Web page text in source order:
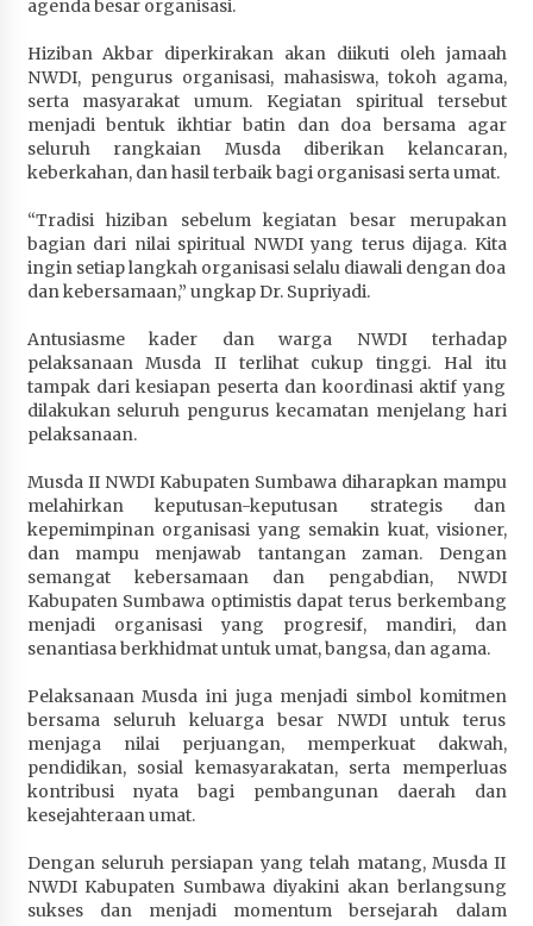
agenda besar organisasi.
Hiziban Akbar diperkirakan akan diikuti oleh jamaah
NWDI, pengurus organisasi, mahasiswa, tokoh agama,
serta masyarakat umum. Kegiatan spiritual tersebut
menjadi bentuk ikhtiar batin dan doa bersama agar
seluruh rangkaian Musda diberikan kelancaran,
keberkahan, dan hasil terbaik bagi organisasi serta umat.
“Tradisi hiziban sebelum kegiatan besar merupakan
bagian dari nilai spiritual NWDI yang terus dijaga. Kita
ingin setiap langkah organisasi selalu diawali dengan doa
dan kebersamaan,” ungkap Dr. Supriyadi.
Antusiasme kader dan warga NWDI terhadap
pelaksanaan Musda II terlihat cukup tinggi. Hal itu
tampak dari kesiapan peserta dan koordinasi aktif yang
dilakukan seluruh pengurus kecamatan menjelang hari
pelaksanaan.
Musda II NWDI Kabupaten Sumbawa diharapkan mampu
melahirkan keputusan-keputusan strategis dan
kepemimpinan organisasi yang semakin kuat, visioner,
dan mampu menjawab tantangan zaman. Dengan
semangat kebersamaan dan pengabdian, NWDI
Kabupaten Sumbawa optimistis dapat terus berkembang
menjadi organisasi yang progresif, mandiri, dan
senantiasa berkhidmat untuk umat, bangsa, dan agama.
Pelaksanaan Musda ini juga menjadi simbol komitmen
bersama seluruh keluarga besar NWDI untuk terus
menjaga nilai perjuangan, memperkuat dakwah,
pendidikan, sosial kemasyarakatan, serta memperluas
kontribusi nyata bagi pembangunan daerah dan
kesejahteraan umat.
Dengan seluruh persiapan yang telah matang, Musda II
NWDI Kabupaten Sumbawa diyakini akan berlangsung
sukses dan menjadi momentum bersejarah dalam